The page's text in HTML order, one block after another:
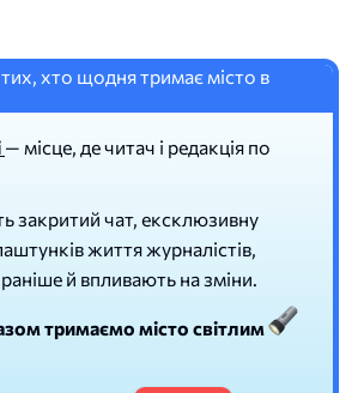
хто щодня тримає місто в
— місце, де читач і редакція по
закритий чат, ексклюзивну
життя журналістів,
й впливають на зміни.
тримаємо місто світлим